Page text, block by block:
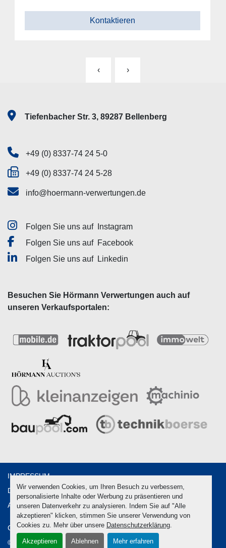
Wir verwenden Cookies, um Ihren Besuch zu verbessern,
personalisierte Inhalte oder Werbung zu präsentieren und
unseren Datenverkehr zu analysieren. Indem Sie auf "Alle
akzeptieren" klicken, stimmen Sie unserer Verwendung von
Cookies zu. Mehr über unsere Datenschutzerklärung.
Akzeptieren Ablehnen Mehr erfahren
Kontaktieren
‹ ›
Tiefenbacher Str. 3, 89287 Bellenberg
+49 (0) 8337-74 24 5-0
+49 (0) 8337-74 24 5-28
info@hoermann-verwertungen.de
Folgen Sie uns auf
Instagram
Folgen Sie uns auf Facebook
Folgen Sie uns auf
Linkedin
Besuchen Sie Hörmann Verwertungen auch auf
unseren Verkaufsportalen:
Cookie-Einstellungen
© Copyright 2026 Hörmann Verwertungen GmbH & Co. KG
IMPRESSUM
DATENSCHUTZ
AGB